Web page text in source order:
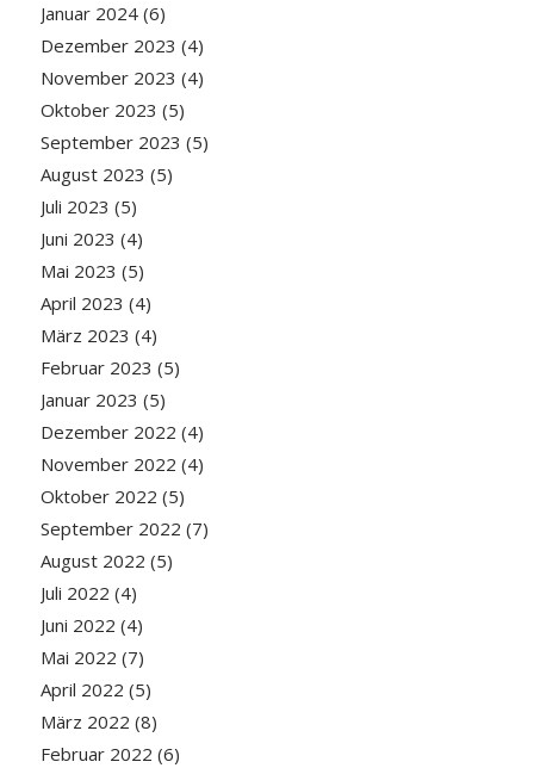
Januar 2024(6)
Dezember 2023 (4)
November 2023 (4)
Oktober 2023 (5)
September 2023 (5)
August 2023 (5)
Juli 2023 (5)
Juni 2023 (4)
Mai 2023 (5)
April 2023 (4)
März 2023 (4)
Februar 2023 (5)
Januar 2023 (5)
Dezember 2022 (4)
November 2022 (4)
Oktober 2022 (5)
September 2022 (7)
August 2022 (5)
Juli 2022 (4)
Juni 2022 (4)
Mai 2022 (7)
April 2022 (5)
März 2022 (8)
Februar 2022 (6)